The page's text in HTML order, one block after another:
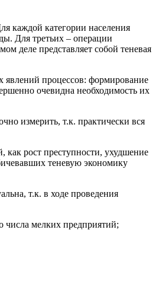
каждой категории населения
Для третьих – операции
деле представляет собой теневая
явлений процессов: формирование
очевидна необходимость их
измерить, т.к. практически вся
как рост преступности, ухудшение
теневую экономику
т.к. в ходе проведения
числа мелких предприятий;